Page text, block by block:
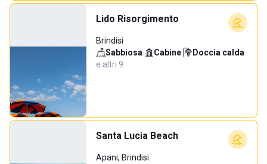
Lido Risorgimento
Brindisi
Sabbiosa· Cabine· Doccia calda·
e altri 9…
Santa Lucia Beach
Apani, Brindisi